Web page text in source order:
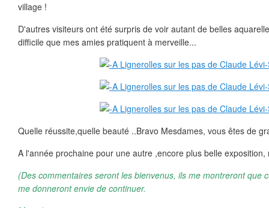
village !
D'autres visiteurs ont été surpris de voir autant de belles
difficile que mes amies pratiquent à merveille...
Quelle réussite,quelle beauté ..Bravo Mesdames, vous êtes de
A l'année prochaine pour une autre ,encore plus belle
(Des commentaires seront les bienvenus, ils me montreront que
me donneront envie de continuer.